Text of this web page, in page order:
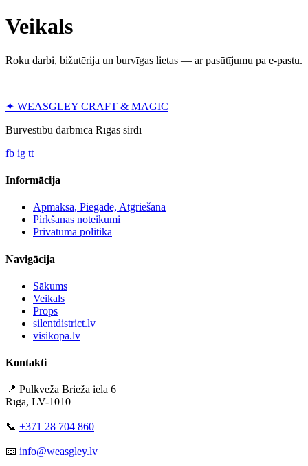
Veikals
Roku darbi, bižutērija un burvīgas lietas — ar pasūtījumu pa e-pastu.
✦ WEASGLEY CRAFT & MAGIC
Burvestību darbnīca Rīgas sirdī
fb ig tt
Informācija
Apmaksa, Piegāde, Atgriešana
Pirkšanas noteikumi
Privātuma politika
Navigācija
Sākums
Veikals
Props
silentdistrict.lv
visikopa.lv
Kontakti
📍 Pulkveža Brieža iela 6
Rīga, LV-1010
📞 +371 28 704 860
📧 info@weasgley.lv